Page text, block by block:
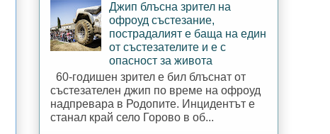
Джип блъсна зрител на
офроуд състезание,
пострадалият е баща на един
от състезателите и е с
опасност за живота
60-годишен зрител е бил блъснат от
състезателен джип по време на офроуд
надпревара в Родопите. Инцидентът е
станал край село Горово в об...